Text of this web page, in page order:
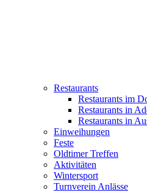
Restaurants
Restaurants im
Restaurants in
Restaurants in
Einweihungen
Feste
Oldtimer Treffen
Aktivitäten
Wintersport
Turnverein Anlässe